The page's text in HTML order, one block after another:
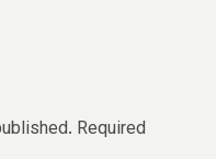
Required